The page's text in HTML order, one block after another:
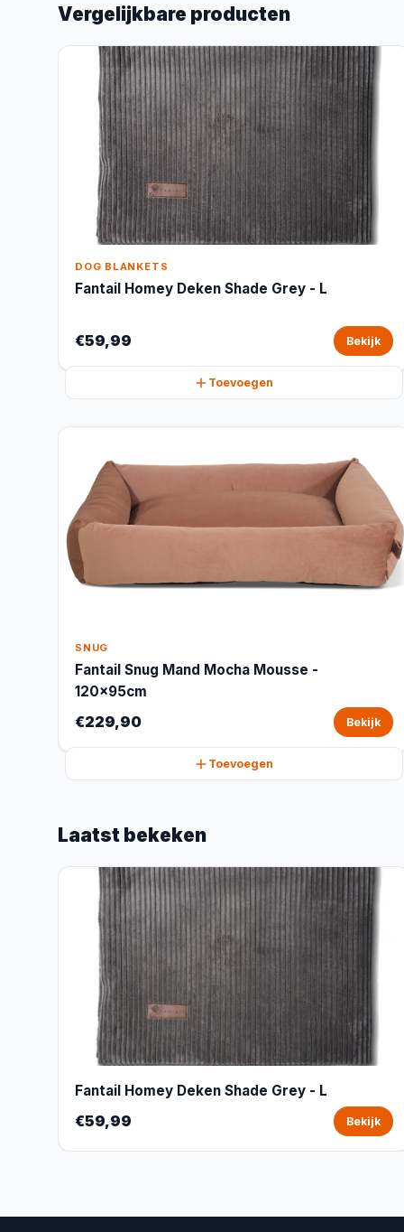
Vergelijkbare producten
DOG BLANKETS
Fantail Homey Deken Shade Grey - L
€59,99 Bekijk
Toevoegen
SNUG
Fantail Snug Mand Mocha Mousse -
120x95cm
€229,90 Bekijk
Toevoegen
Laatst bekeken
Fantail Homey Deken Shade Grey - L
€59,99 Bekijk